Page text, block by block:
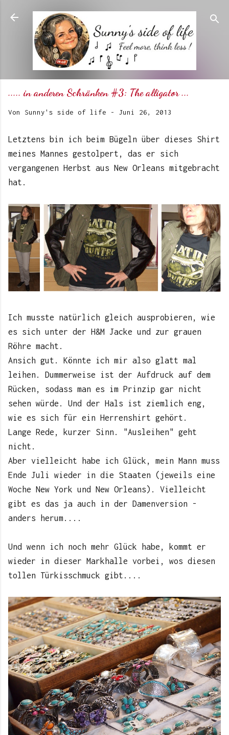
Direkt zum Hauptbereich
..... in anderen Schränken #3: The alligator ...
Von Sunny's side of life - Juni 26, 2013
Letztens bin ich beim Bügeln über dieses Shirt
meines Mannes gestolpert, das er sich
vergangenen Herbst aus New Orleans mitgebracht
hat.
Ich musste natürlich gleich ausprobieren, wie
es sich unter der H&M Jacke und zur grauen
Röhre macht.
Ansich gut. Könnte ich mir also glatt mal
leihen. Dummerweise ist der Aufdruck auf dem
Rücken, sodass man es im Prinzip gar nicht
sehen würde. Und der Hals ist ziemlich eng,
wie es sich für ein Herrenshirt gehört.
Lange Rede, kurzer Sinn. "Ausleihen" geht
nicht.
Aber vielleicht habe ich Glück, mein Mann muss
Ende Juli wieder in die Staaten (jeweils eine
Woche New York und New Orleans). Vielleicht
gibt es das ja auch in der Damenversion -
anders herum....
Und wenn ich noch mehr Glück habe, kommt er
wieder in dieser Markhalle vorbei, wos diesen
tollen Türkisschmuck gibt....